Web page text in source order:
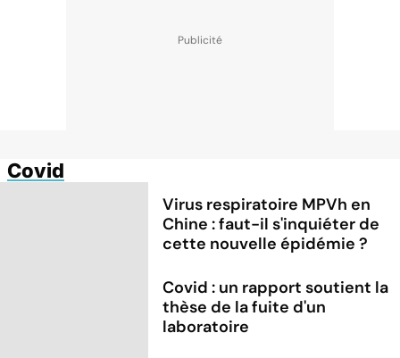
Covid
Virus respiratoire MPVh en
Chine : faut-il s'inquiéter de
cette nouvelle épidémie ?
Covid : un rapport soutient la
thèse de la fuite d'un
laboratoire